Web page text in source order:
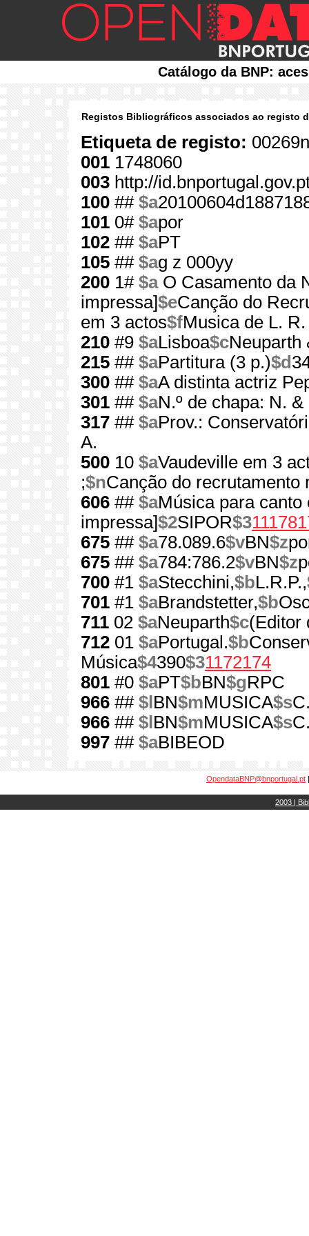
Catálogo da BNP:
Registos Bibliográficos associados ao registo
Etiqueta de registo:
001 1748060
003 http://
100 ## $a
101 0# $apor
102 ## $aPT
105 ## $ag z 000yy
200 1# $aO Casamento da
impressa]$eCanção do
em 3 actos$fMusica de L.
210 #9 $aLisboa$cNeuparth
215 ## $aPartitura (3 p.)$d
300 ## $aA distinta actriz
301 ## $aN.º de chapa: N. &
317 ## $aProv.:
A.
500 10 $aVaudeville em 3
;$nCanção do recrutamento
606 ## $aMúsica para canto
impressa]$2SIPOR$3
675 ## $a78.089.6$vBN$z
675 ## $a784:786.2$vBN$z
700 #1 $aStecchini,$bL.R.P.,
701 #1 $aBrandstetter,$b
711 02 $aNeuparth$c(Editor
712 01 $aPortugal.$b
Música$4390$31172174
801 #0 $aPT$bBN$gRPC
966 ## $l BN$mMUSICA$s
966 ## $l BN$mMUSICA$s
997 ## $aBIBEOD
OpendataBNP@bnportugal.pt
2003 |